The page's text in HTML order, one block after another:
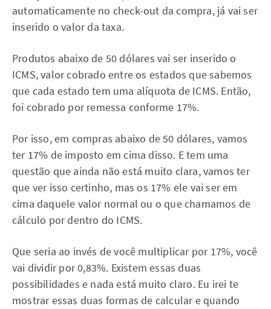
automaticamente no check-out da compra, já vai ser
inserido o valor da taxa.
Produtos abaixo de 50 dólares vai ser inserido o
ICMS, valor cobrado entre os estados que sabemos
que cada estado tem uma alíquota de ICMS. Então,
foi cobrado por remessa conforme 17%.
Por isso, em compras abaixo de 50 dólares, vamos
ter 17% de imposto em cima disso. E tem uma
questão que ainda não está muito clara, vamos ter
que ver isso certinho, mas os 17% ele vai ser em
cima daquele valor normal ou o que chamamos de
cálculo por dentro do ICMS.
Que seria ao invés de você multiplicar por 17%, você
vai dividir por 0,83%. Existem essas duas
possibilidades e nada está muito claro. Eu irei te
mostrar essas duas formas de calcular e quando